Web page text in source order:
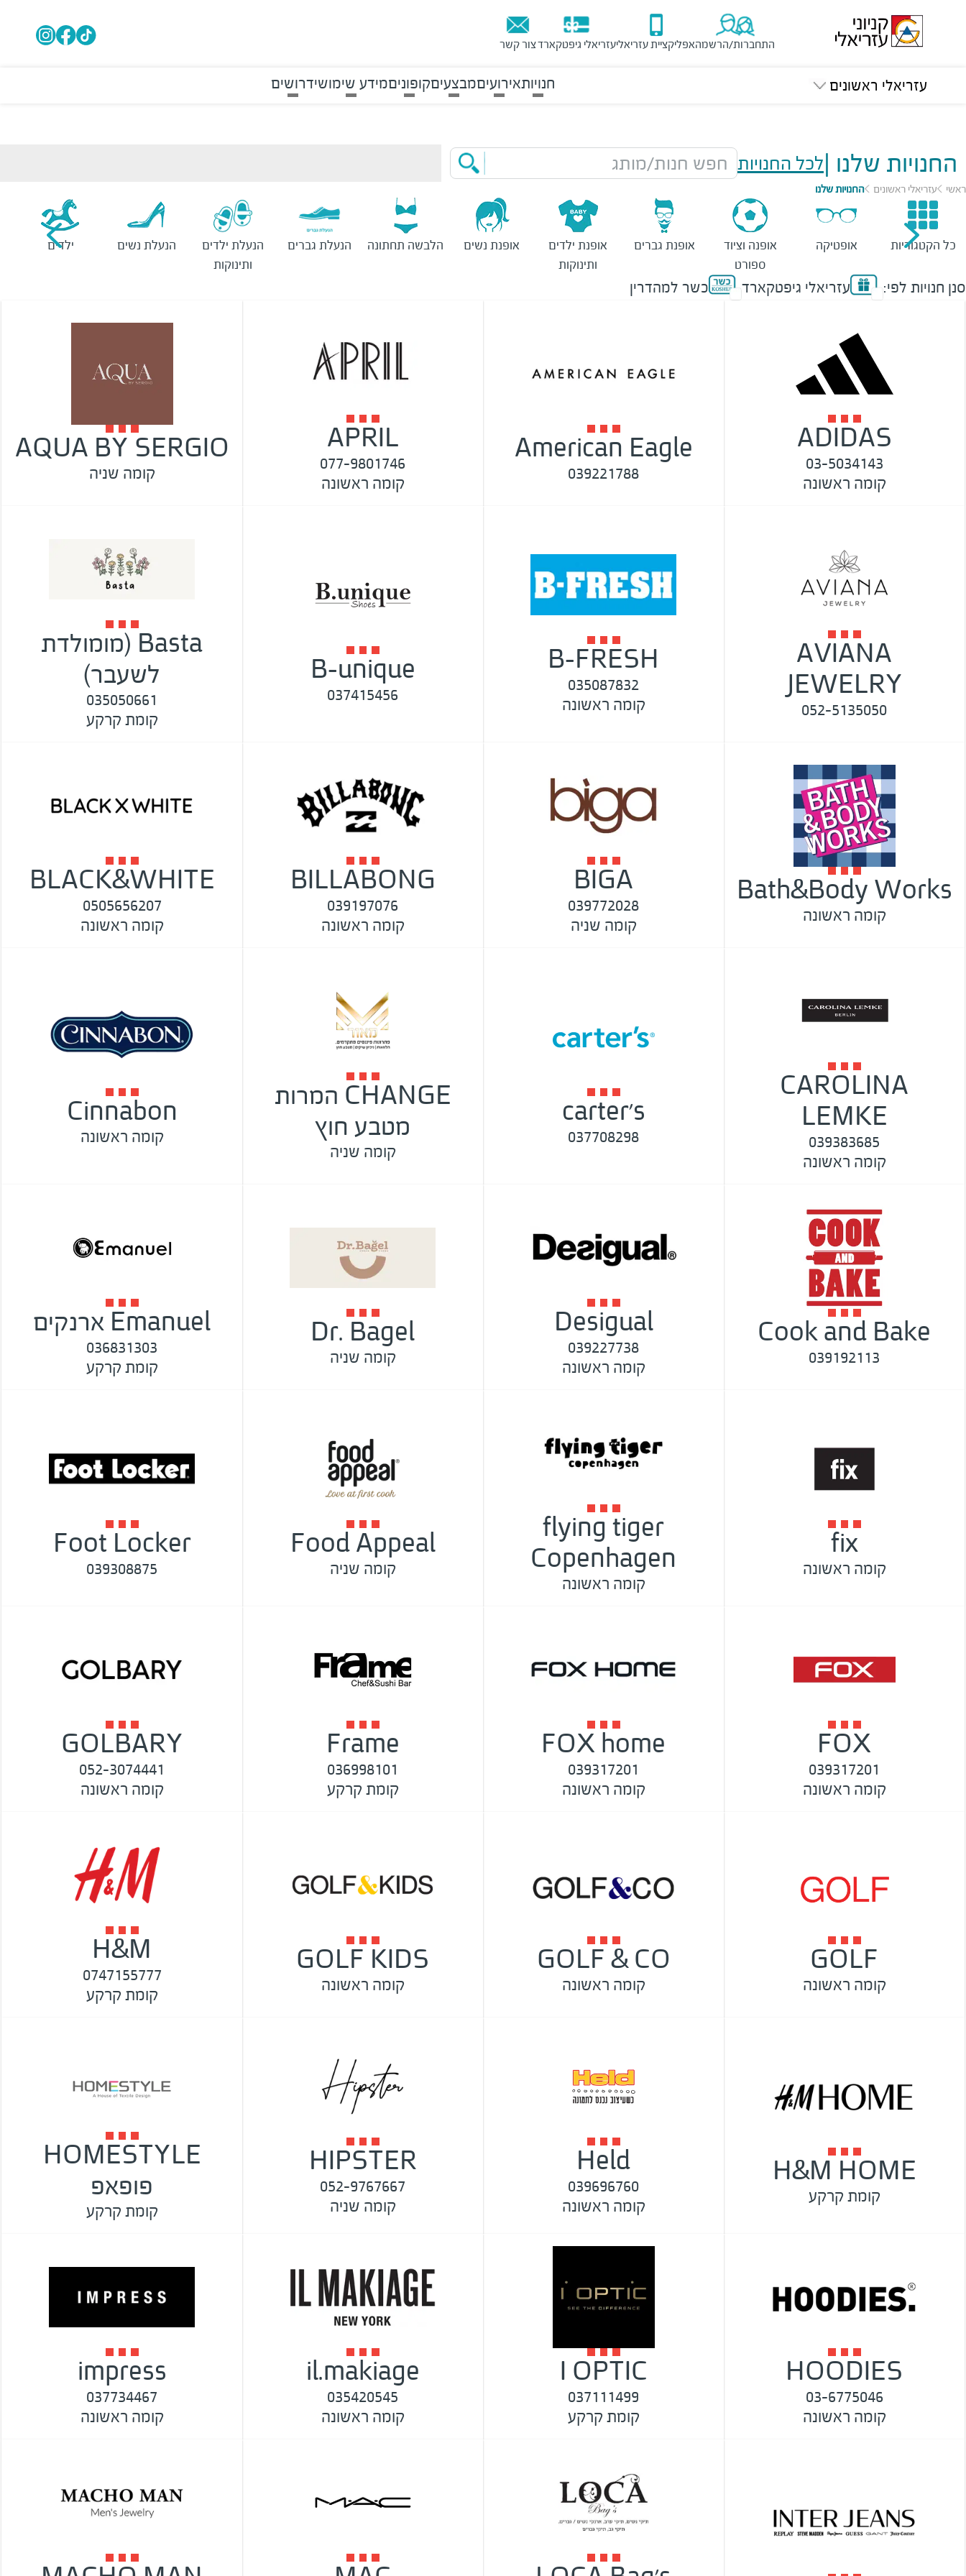
התחברות/הרשמהאפליקציית עזריאליעזריאלי גיפטקארדצור קשר
עזריאלי ראשונים חנויותאירועיםמבצעיםקופוניםמידע שימושידרושים
החנויות שלנו |לכל החנויות חפש חנות/מותג
ראשי עזריאלי ראשונים החנויות שלנו
כל הקטגוריות אופטיקה
אופנה וציוד
ספורט
אופנת גברים
אופנת ילדים
ותינוקות
אופנת נשים הלבשה תחתונה הנעלת גברים
הנעלת ילדים
ותינוקות
הנעלת נשים ילדים
סנן חנויות לפי: עזריאלי גיפטקארד כשר למהדרין
ADIDAS
03-5034143
קומה ראשונה
American Eagle
039221788
APRIL
077-9801746
קומה ראשונה
AQUA BY SERGIO
קומה שניה
AVIANA
JEWELRY
052-5135050
B-FRESH
035087832
קומה ראשונה
B-unique
037415456
Basta (מומולדת
לשעבר)
035050661
קומת קרקע
Bath&Body Works
קומה ראשונה
BIGA
039772028
קומה שניה
BILLABONG
039197076
קומה ראשונה
BLACK&WHITE
0505656207
קומה ראשונה
CAROLINA
LEMKE
039383685
קומה ראשונה
carter's
037708298
CHANGE המרות
מטבע חוץ
קומה שניה
Cinnabon
קומה ראשונה
Cook and Bake
039192113
Desigual
039227738
קומה ראשונה
Dr. Bagel
קומה שניה
Emanuel ארנקים
036831303
קומת קרקע
fix
קומה ראשונה
flying tiger
Copenhagen
קומה ראשונה
Food Appeal
קומה שניה
Foot Locker
039308875
FOX
039317201
קומה ראשונה
FOX home
039317201
קומה ראשונה
Frame
036998101
קומת קרקע
GOLBARY
052-3074441
קומה ראשונה
GOLF
קומה ראשונה
GOLF & CO
קומה ראשונה
GOLF KIDS
קומה ראשונה
H&M
0747155777
קומת קרקע
H&M HOME
קומת קרקע
Held
039696760
קומה ראשונה
HIPSTER
052-9767667
קומה שניה
HOMESTYLE
פופאפ
קומת קרקע
HOODIES
03-6775046
קומה ראשונה
I OPTIC
037111499
קומת קרקע
il.makiage
035420545
קומה ראשונה
impress
037734467
קומה ראשונה